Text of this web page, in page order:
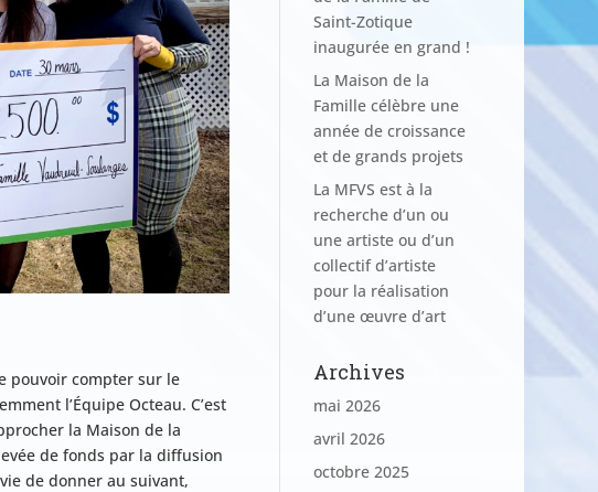
pouvoir compter sur le
l’Équipe Octeau. C’est
la Maison de la
de fonds par la diffusion
de donner au suivant,
Saint-Zotique
inaugurée en grand !
La Maison de la
Famille célèbre une
année de croissance
et de grands projets
La MFVS est à la
recherche d’un ou
une artiste ou d’un
collectif d’artiste
pour la réalisation
d’une œuvre d’art
Archives
mai 2026
avril 2026
octobre 2025